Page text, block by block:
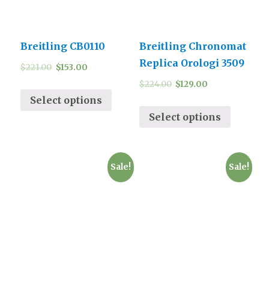
Breitling CB0110
$221.00 $153.00
Select options
Breitling Chronomat
Replica Orologi 3509
$224.00 $129.00
Select options
Sale! Sale!